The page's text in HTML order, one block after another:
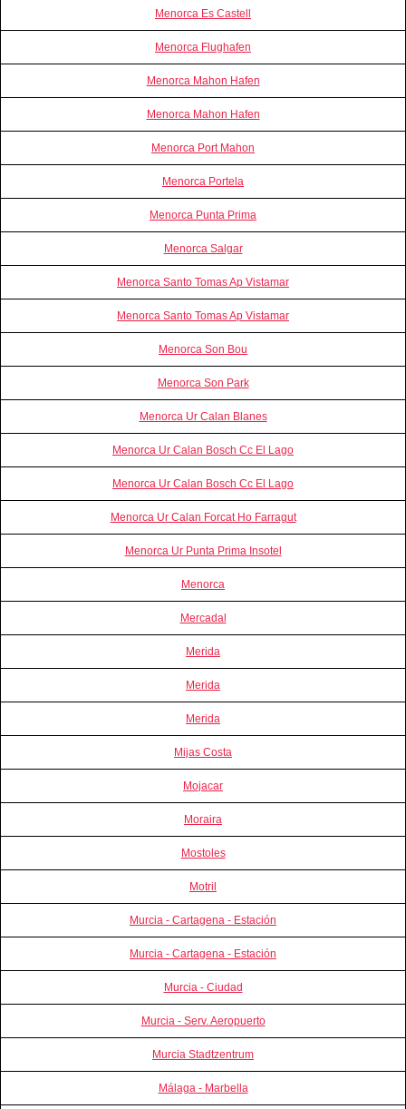
Menorca Es Castell
Menorca Flughafen
Menorca Mahon Hafen
Menorca Mahon Hafen
Menorca Port Mahon
Menorca Portela
Menorca Punta Prima
Menorca Salgar
Menorca Santo Tomas Ap Vistamar
Menorca Santo Tomas Ap Vistamar
Menorca Son Bou
Menorca Son Park
Menorca Ur Calan Blanes
Menorca Ur Calan Bosch Cc El Lago
Menorca Ur Calan Bosch Cc El Lago
Menorca Ur Calan Forcat Ho Farragut
Menorca Ur Punta Prima Insotel
Menorca
Mercadal
Merida
Merida
Merida
Mijas Costa
Mojacar
Moraira
Mostoles
Motril
Murcia - Cartagena - Estación
Murcia - Cartagena - Estación
Murcia - Ciudad
Murcia - Serv. Aeropuerto
Murcia Stadtzentrum
Málaga - Marbella